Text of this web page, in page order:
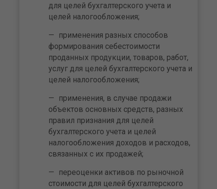
для целей бухгалтерского учета и
целей налогообложения;
применения разных способов
формирования себестоимости
проданных продукции, товаров, работ,
услуг для целей бухгалтерского учета и
целей налогообложения;
применения, в случае продажи
объектов основных средств, разных
правил признания для целей
бухгалтерского учета и целей
налогообложения доходов и расходов,
связанных с их продажей;
переоценки активов по рыночной
стоимости для целей бухгалтерского